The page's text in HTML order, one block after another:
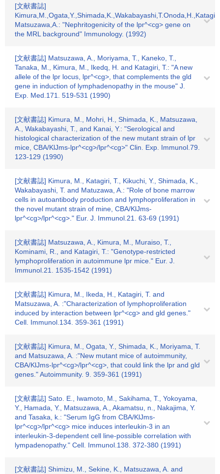
[文献書誌]
Matsuzawa,A.: "Nephritogenicity of the lpr^<cg> gene on
the MRL background" Immunology. (1992)
[文献書誌] Matsuzawa, A., Moriyama, T., Kaneko, T.,
Tanaka, M., Kimura, M., Ikedq, H. and Katagiri, T.: "A new
allele of the lpr locus, lpr^<cg>, that complements the gld
gene in induction of lymphadenopathy in the mouse" J.
Exp. Med.171. 519-531 (1990)
[文献書誌] Kimura, M., Mohri, H., Shimada, K., Matsuzawa,
A., Wakabayashi, T., and Kanai, Y.: "Serological and
histological characterization of the new mutant strain of lpr
mice, CBA/KlJms-lpr^<cg>/lpr^<cg>" Clin. Exp. Immunol.79.
123-129 (1990)
[文献書誌] Kimura, M., Katagiri, T., Kikuchi, Y., Shimada, K.,
Wakabayashi, T. and Matuzawa, A.: "Role of bone marrow
cells in autoantibody production and lymphoproliferation in
the novel mutant strain of mine, CBA/KlJms-
lpr^<cg>/lpr^<cg>." Eur. J. Immunol.21. 63-69 (1991)
[文献書誌] Matsuzawa, A., Kimura, M., Muraiso, T.,
Kominami, R., and Katagiri, T.: "Genotype-restricted
lymphoproliferation in autoimmune lpr mice." Eur. J.
Immunol.21. 1535-1542 (1991)
[文献書誌] Kimura, M., Ikeda, H., Katagiri, T. and
Matsuzawa, A. :"Characterization of lymphoproliferation
induced by interaction between lpr^<cg> and gld genes."
Cell. Immunol.134. 359-361 (1991)
[文献書誌] Kimura, M., Ogata, Y., Shimada, K., Moriyama, T.
and Matsuzawa, A. :"New mutant mice of autoimmunity,
CBA/KlJms-lpr^<cg>/lpr^<cg>, that could link the lpr and gld
genes." Autoimmunity. 9. 359-361 (1991)
[文献書誌] Sato. E., Iwamoto, M., Sakihama, T., Yokoyama,
Y., Hamada, Y., Matsuzawa, A., Akamatsu, n., Nakajima, Y.
and Tasaka, k.: "Serum IgG from CBA/KlJms-
lpr^<cg>/lpr^<cg> mice induces interleukin-3 in an
interleukin-3-dependent cell line-possible correlation with
lympadenopathy." Cell. Immunol.138. 372-380 (1991)
[文献書誌] Shimizu, M., Sekine, K., Matsuzawa, A. and